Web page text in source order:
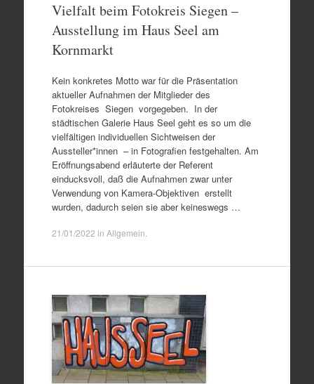
Vielfalt beim Fotokreis Siegen –
Ausstellung im Haus Seel am
Kornmarkt
Kein konkretes Motto war für die Präsentation
aktueller Aufnahmen der Mitglieder des
Fotokreises Siegen vorgegeben. In der
städtischen Galerie Haus Seel geht es so um die
vielfältigen individuellen Sichtweisen der
Aussteller*innen – in Fotografien festgehalten. Am
Eröffnungsabend erläuterte der Referent
einducksvoll, daß die Aufnahmen zwar unter
Verwendung von Kamera-Objektiven erstellt
wurden, dadurch seien sie aber keineswegs …
21/01/2022 in Allgemein